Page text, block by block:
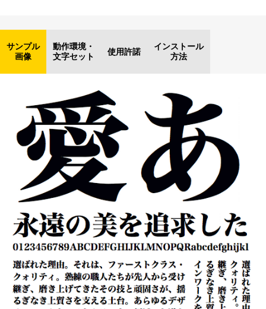
サンプル
画像
動作環境・
文字セット
使用許諾
インストール
方法